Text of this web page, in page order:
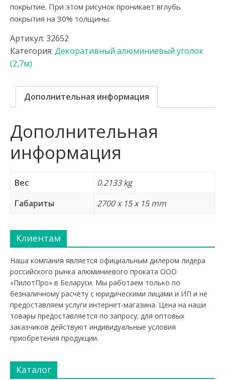
покрытие. При этом рисунок проникает вглубь
покрытия на 30% толщины.
Артикул: 32652
Категория: Декоративный алюминиевый уголок
(2,7м)
Дополнительная информация
Дополнительная
информация
Вес
0.2133 kg
Габариты
2700 x 15 x 15 mm
Клиентам
Наша компания является официальным дилером лидера
российского рынка алюминиевого проката ООО
«ПилотПро» в Беларуси. Мы работаем только по
безналичному расчету с юридическими лицами и ИП и не
предоставляем услуги интернет-магазина. Цена на наши
товары предоставляется по запросу; для оптовых
заказчиков действуют индивидуальные условия
приобретения продукции.
Каталог